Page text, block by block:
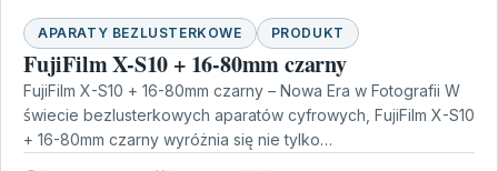
APARATY BEZLUSTERKOWE PRODUKT
FujiFilm X-S10 + 16-80mm czarny
FujiFilm X-S10 + 16-80mm czarny – Nowa Era w Fotografii W
świecie bezlusterkowych aparatów cyfrowych, FujiFilm X-S10
+ 16-80mm czarny wyróżnia się nie tylko…